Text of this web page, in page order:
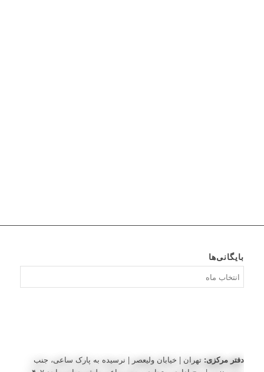
بایگانی‌ها
دفتر مرکزی: تهران | خیابان ولیعصر | نرسیده به پارک ساعی، جنب